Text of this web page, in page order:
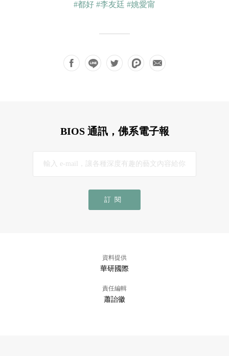
#都好 #李友廷 #姚愛甯
BIOS 通訊，佛系電子報
訂閱
資料提供
華研國際
責任編輯
蕭詒徽